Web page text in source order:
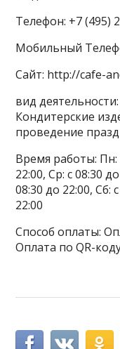
Телефон: +7 (495)
Мобильный
Сайт: http://cafe-
вид
Кондитерские
проведение
Время работы: Пн:
22:00, Ср: с 08:30
08:30 до 22:00, Сб:
22:00
Способ оплаты:
Оплата по QR-